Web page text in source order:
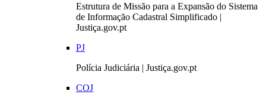
Estrutura de Missão para a Expansão do Sistema
de Informação Cadastral Simplificado |
Justiça.gov.pt
PJ
Polícia Judiciária | Justiça.gov.pt
COJ